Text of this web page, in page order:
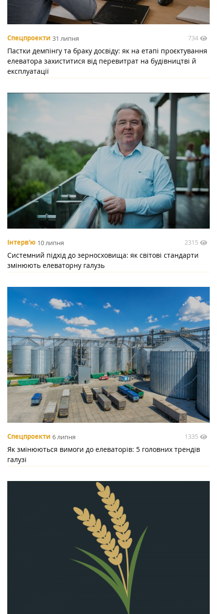
Спецпроекти 31 липня 734
Пастки демпінгу та браку досвіду: як на етапі проєктування
елеватора захиститися від перевитрат на будівництві й
експлуатації
Інтерв'ю 10 липня 2315
Системний підхід до зерносховища: як світові стандарти
змінюють елеваторну галузь
Спецпроекти 6 липня 1335
Як змінюються вимоги до елеваторів: 5 головних трендів
галузі